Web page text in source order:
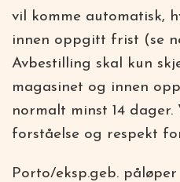
vil komme automatisk,
innen oppgitt frist (se
Avbestilling skal kun
magasinet og innen
normalt minst 14
forståelse og respekt
Porto/eksp.geb.